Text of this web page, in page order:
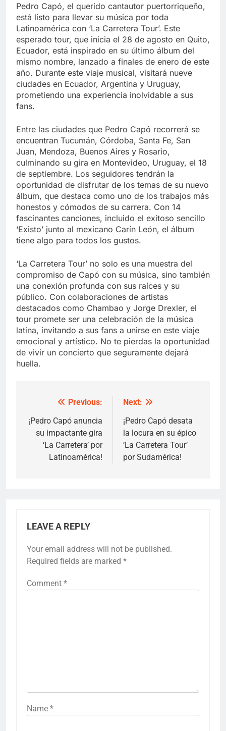
Pedro Capó, el querido cantautor puertorriqueño,
está listo para llevar su música por toda
Latinoamérica con ‘La Carretera Tour’. Este
esperado tour, que inicia el 28 de agosto en Quito,
Ecuador, está inspirado en su último álbum del
mismo nombre, lanzado a finales de enero de este
año. Durante este viaje musical, visitará nueve
ciudades en Ecuador, Argentina y Uruguay,
prometiendo una experiencia inolvidable a sus
fans.
Entre las ciudades que Pedro Capó recorrerá se
encuentran Tucumán, Córdoba, Santa Fe, San
Juan, Mendoza, Buenos Aires y Rosario,
culminando su gira en Montevideo, Uruguay, el 18
de septiembre. Los seguidores tendrán la
oportunidad de disfrutar de los temas de su nuevo
álbum, que destaca como uno de los trabajos más
honestos y cómodos de su carrera. Con 14
fascinantes canciones, incluido el exitoso sencillo
‘Existo’ junto al mexicano Carín León, el álbum
tiene algo para todos los gustos.
‘La Carretera Tour’ no solo es una muestra del
compromiso de Capó con su música, sino también
una conexión profunda con sus raíces y su
público. Con colaboraciones de artistas
destacados como Chambao y Jorge Drexler, el
tour promete ser una celebración de la música
latina, invitando a sus fans a unirse en este viaje
emocional y artístico. No te pierdas la oportunidad
de vivir un concierto que seguramente dejará
huella.
navigation
Previous:
¡Pedro Capó anuncia
su impactante gira
‘La Carretera’ por
Latinoamérica!
Next:
¡Pedro Capó desata
la locura en su épico
‘La Carretera Tour’
por Sudamérica!
LEAVE A REPLY
Your email address will not be published.
Required fields are marked *
Comment *
Name *